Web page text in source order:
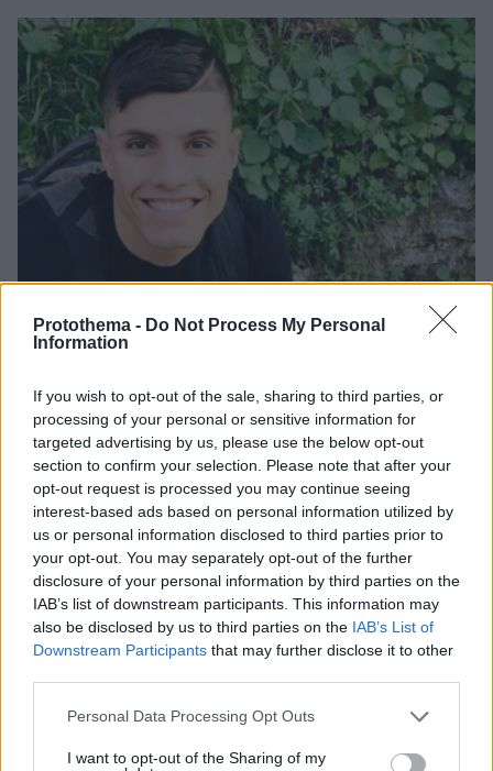
Protothema - Do Not Process My Personal
Information
If you wish to opt-out of the sale, sharing to third parties, or
processing of your personal or sensitive information for
targeted advertising by us, please use the below opt-out
section to confirm your selection. Please note that after your
opt-out request is processed you may continue seeing
interest-based ads based on personal information utilized by
us or personal information disclosed to third parties prior to
your opt-out. You may separately opt-out of the further
disclosure of your personal information by third parties on the
IAB’s list of downstream participants. This information may
also be disclosed by us to third parties on the IAB’s List of
Downstream Participants that may further disclose it to other
Please note that this website/app uses one or more Google
not limited to your visit or usage behaviour. You may click to
Personal Data Processing Opt Outs
I want to opt-out of the Sharing of my
Από τη Μόρια στον γάμο, τη ΜΚΟ και την
κατηγορία για φόνο: Η σκοτεινή διαδρομή του
26χρονου Αφγανού που σκότωσε τη Βρετανίδα
στην Κυψέλη
08.08.2026, 12:18